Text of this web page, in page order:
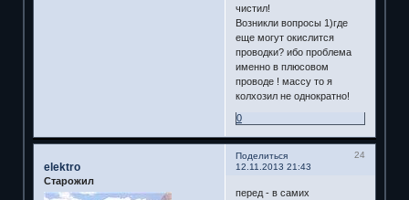
чистил!
Возникли вопросы 1)где
еще могут окислится
проводки? ибо проблема
именно в плюсовом
проводе ! массу то я
колхозил не однократно!
0
Поделиться
24
12.11.2013 21:43
elektro
Старожил
перед - в самих